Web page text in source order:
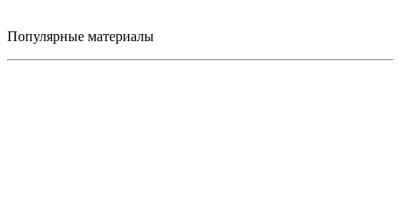
Популярные материалы